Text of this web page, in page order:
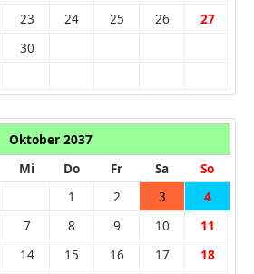
23 24 25 26 27
30
Oktober 2037
Mi Do Fr Sa So
1 2 3 4
7 8 9 10 11
14 15 16 17 18